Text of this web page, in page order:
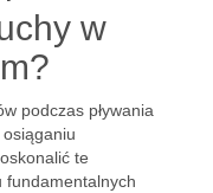
w
podczas pływania
te
fundamentalnych